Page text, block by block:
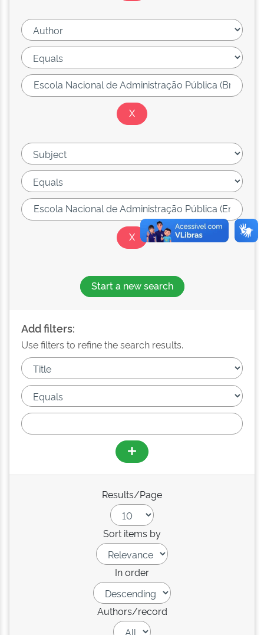
Start a new search
Add filters:
Use filters to refine the search results.
Results/Page
Sort items by
In order
Authors/record